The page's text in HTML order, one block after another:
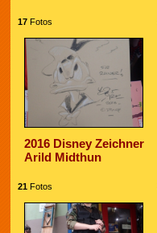
17Fotos
2016 Disney Zeichner
Arild Midthun
21Fotos